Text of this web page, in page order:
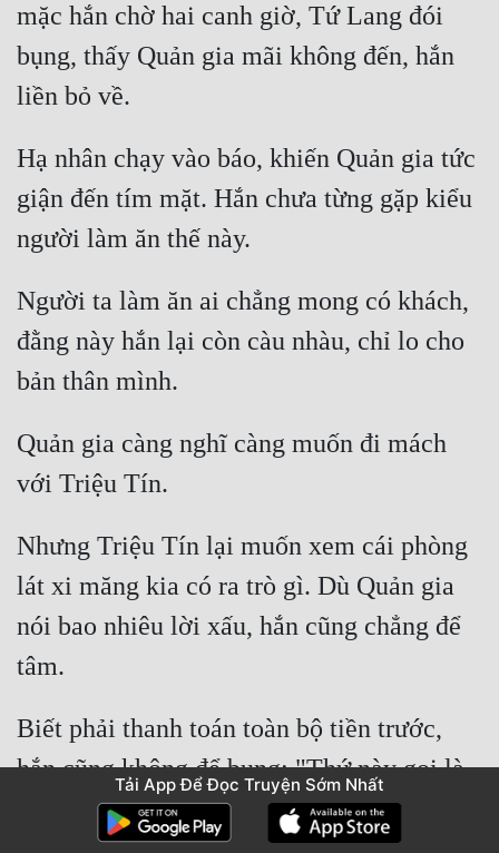
mặc hắn chờ hai canh giờ, Tứ Lang đói
bụng, thấy Quản gia mãi không đến, hắn
Hạ nhân chạy vào báo, khiến Quản gia tức
giận đến tím mặt. Hắn chưa từng gặp kiểu
Người ta làm ăn ai chẳng mong có khách,
đằng này hắn lại còn càu nhàu, chỉ lo cho
Quản gia càng nghĩ càng muốn đi mách
Nhưng Triệu Tín lại muốn xem cái phòng
lát xi măng kia có ra trò gì. Dù Quản gia
nói bao nhiêu lời xấu, hắn cũng chẳng để
Biết phải thanh toán toàn bộ tiền trước,
hắn cũng không để bụng: "Thứ này gọi là
xi măng, thật ra chỉ là vôi vữa thôi. Ta
Tải App Để Đọc Truyện Sớm Nhất